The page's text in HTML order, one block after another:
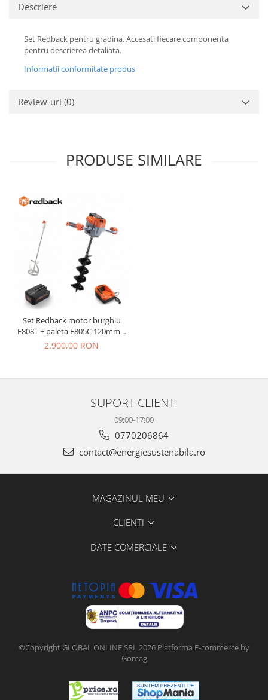
Descriere
Set Redback pentru gradina. Accesati fiecare componenta
pentru descrierea detaliata.
Informatii conformitate produs
Review-uri (0)
PRODUSE SIMILARE
Set Redback motor burghiu
E808T + paleta E805C 120mm +
burghiu E806C 150x800mm + ac
Li-Ion EP60 6Ah + incarcator
2.900,00 RON
SUPORT CLIENTI
09:00-17:00
0770206864
contact@energiesustenabila.ro
MAGAZINUL MEU
CLIENTI
DATE COMERCIALE
©Copyright GLOBAL ONLINE SRL 2026 Platforma E-commerce by
Gomag